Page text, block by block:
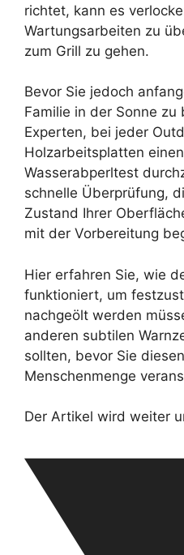
richtet, kann es
Wartungsarbeiten zu
zum Grill zu gehen.
Bevor Sie jedoch
Familie in der Sonne
Experten, bei jeder
Holzarbeitsplatten
Wasserabperltest
schnelle Überprüfung,
Zustand Ihrer
mit der Vorbereitung
Hier erfahren Sie, wie
funktioniert, um
nachgeölt werden
anderen subtilen
sollten, bevor Sie
Menschenmenge
Der Artikel wird weiter